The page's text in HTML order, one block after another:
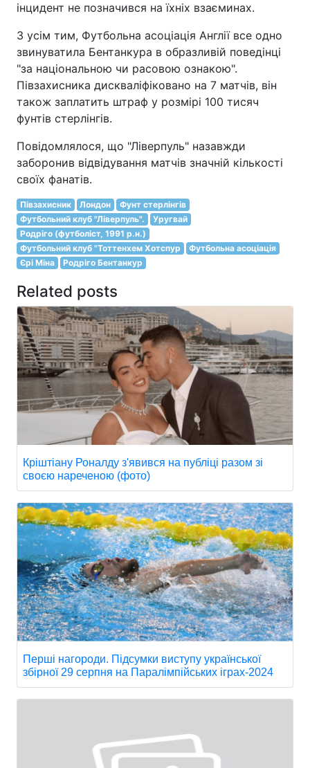
інцидент не позначився на їхніх взаєминах.
З усім тим, Футбольна асоціація Англії все одно
звинуватила Бентанкура в образливій поведінці
"за національною чи расовою ознакою".
Півзахисника дискваліфіковано на 7 матчів, він
також заплатить штраф у розмірі 100 тисяч
фунтів стерлінгів.
Повідомлялося, що "Ліверпуль" назавжди
заборонив відвідування матчів значній кількості
своїх фанатів.
Півзахисник Лондон
Фунт стерлінгів
Футбольний клуб "Ліверпуль".
Уругвай
Родріго (футболіст, 1991 р.н.)
Футбольний клуб "Тоттенхем Хотспур
Футбольна асоціація
Єрі Міна
Родріго Бентанкур
Related posts
Кріштіану Роналду з'явився на публіці разом зі
своєю нареченою (фото)
Перші нагороди. Підсумки виступу української
збірної 29 серпня на Паралімпійських іграх-2024